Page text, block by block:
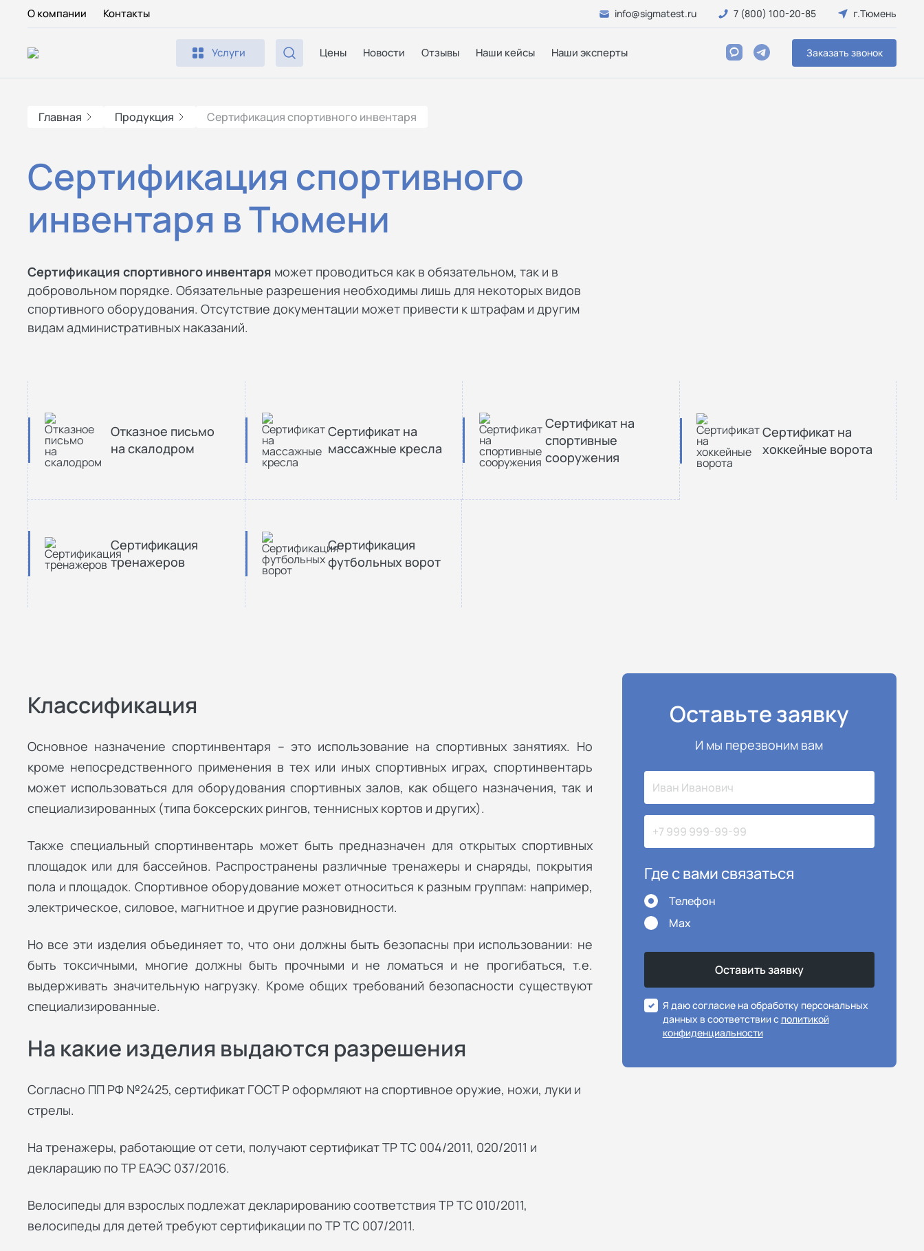
О компании Контакты info@sigmatest.ru 7 (800) 100-20-85 г.Тюмень
Услуги Цены Новости Отзывы Наши кейсы Наши эксперты Заказать звонок
Главная Продукция Сертификация спортивного инвентаря
Сертификация спортивного
инвентаря в Тюмени
Сертификация спортивного инвентаря может проводиться как в обязательном, так и в
добровольном порядке. Обязательные разрешения необходимы лишь для некоторых видов
спортивного оборудования. Отсутствие документации может привести к штрафам и другим
видам административных наказаний.
Отказное письмо
на скалодром
Сертификат на
массажные кресла
Сертификат на
спортивные
сооружения
Сертификат на
хоккейные ворота
Сертификация
тренажеров
Сертификация
футбольных ворот
Классификация
Основное назначение спортинвентаря – это использование на спортивных занятиях. Но
кроме непосредственного применения в тех или иных спортивных играх, спортинвентарь
может использоваться для оборудования спортивных залов, как общего назначения, так и
специализированных (типа боксерских рингов, теннисных кортов и других).
Также специальный спортинвентарь может быть предназначен для открытых спортивных
площадок или для бассейнов. Распространены различные тренажеры и снаряды, покрытия
пола и площадок. Спортивное оборудование может относиться к разным группам: например,
электрическое, силовое, магнитное и другие разновидности.
Но все эти изделия объединяет то, что они должны быть безопасны при использовании: не
быть токсичными, многие должны быть прочными и не ломаться и не прогибаться, т.е.
выдерживать значительную нагрузку. Кроме общих требований безопасности существуют
специализированные.
На какие изделия выдаются разрешения
Согласно ПП РФ №2425, сертификат ГОСТ Р оформляют на спортивное оружие, ножи, луки и
стрелы.
На тренажеры, работающие от сети, получают сертификат ТР ТС 004/2011, 020/2011 и
декларацию по ТР ЕАЭС 037/2016.
Велосипеды для взрослых подлежат декларированию соответствия ТР ТС 010/2011,
велосипеды для детей требуют сертификации по ТР ТС 007/2011.
Оставьте заявку
И мы перезвоним вам
Где с вами связаться
Телефон
Max
Я даю согласие на обработку персональных
данных в соответствии с политикой
конфиденциальности